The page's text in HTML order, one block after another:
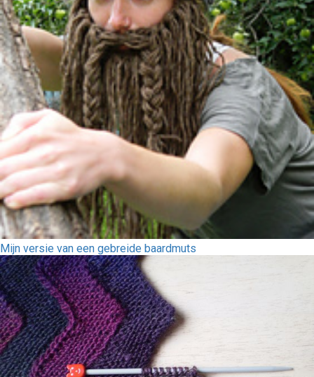
Mijn versie van een gebreide baardmuts